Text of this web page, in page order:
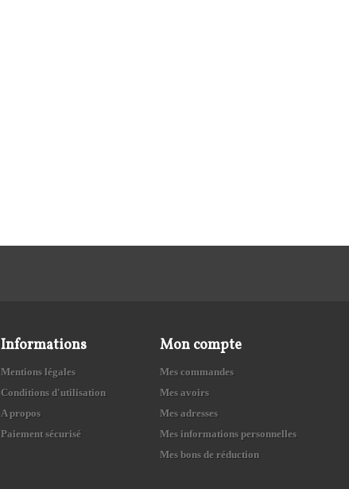
Informations
Mentions légales
Conditions d'utilisation
A propos
Paiement sécurisé
Mon compte
Mes commandes
Mes avoirs
Mes adresses
Mes informations personnelles
Mes bons de réduction